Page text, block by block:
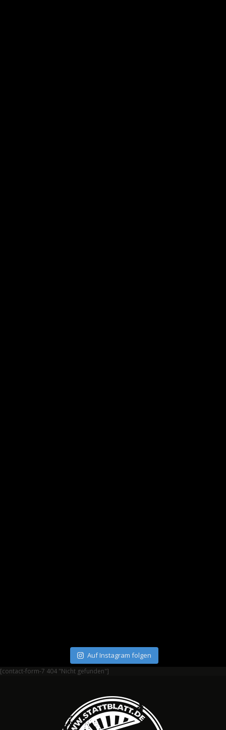
Auf Instagram folgen
[contact-form-7 404 "Nicht gefunden"]